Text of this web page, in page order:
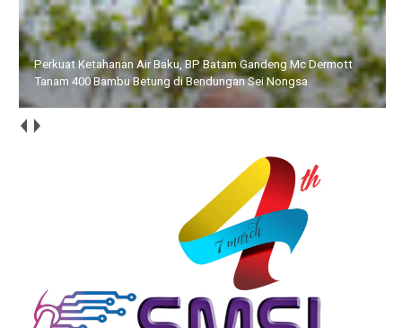
BP Batam Dukung Penguatan Literasi untuk Membangun
Karakter dan Kebhinekaan Bagi Generasi Masa Depan